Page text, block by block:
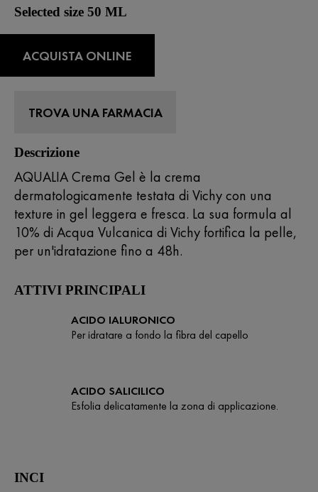
su
5
,
valutazione
medio.
Reviews.
Stesso
alla
pagina.
Selected size 50 ML
ACQUISTA ONLINE
TROVA UNA FARMACIA
Descrizione
AQUALIA Crema Gel è la crema
dermatologicamente testata di Vichy con una
texture in gel leggera e fresca. La sua formula al
10% di Acqua Vulcanica di Vichy fortifica la pelle,
per un'idratazione fino a 48h.
ATTIVI PRINCIPALI
ACIDO IALURONICO
Per idratare a fondo la fibra del capello
ACIDO SALICILICO
Esfolia delicatamente la zona di applicazione.
INCI